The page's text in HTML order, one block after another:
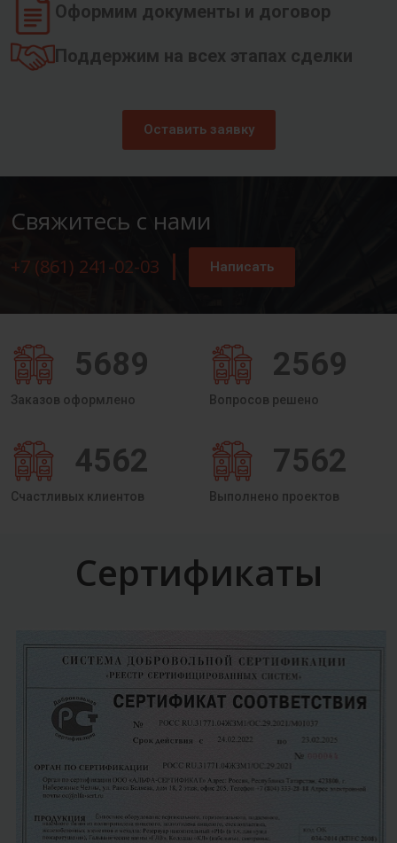
Оформим документы и договор
Поддержим на всех этапах сделки
Оставить заявку
Свяжитесь с нами
+7 (861) 241-02-03 Написать
5689
Заказов оформлено
2569
Вопросов решено
4562
Счастливых клиентов
7562
Выполнено проектов
Сертификаты